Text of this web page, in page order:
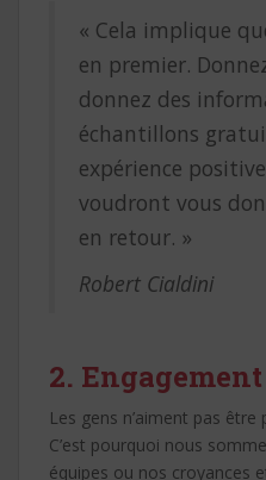
« Cela implique
en premier.
donnez des
échantillons
expérience
voudront vous
en retour. »
Robert Cialdini
2.
Les gens n’aiment pas
C’est pourquoi nous
équipes ou nos croyances